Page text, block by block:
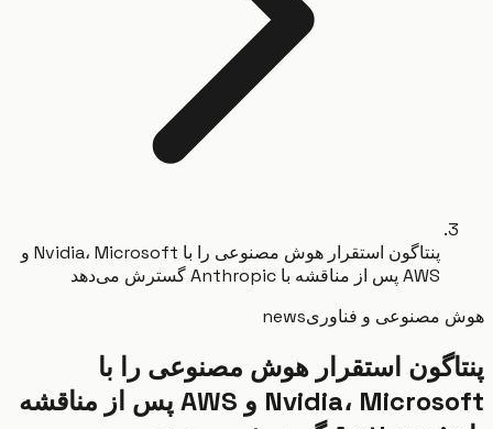
پنتاگون استقرار هوش مصنوعی را با Nvidia، Microsoft و
مصنوعی و فناوریnews
استقرار هوش مصنوعی را با
Nvidia، Microsoft و AWS پس از مناقشه